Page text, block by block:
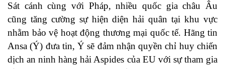
Sát cánh cùng với Pháp, nhiều quốc gia châu Âu
cũng tăng cường sự hiện diện hải quân tại khu vực
nhằm bảo vệ hoạt động thương mại quốc tế. Hãng tin
Ansa (Ý) đưa tin, Ý sẽ đảm nhận quyền chỉ huy chiến
dịch an ninh hàng hải Aspides của EU với sự tham gia